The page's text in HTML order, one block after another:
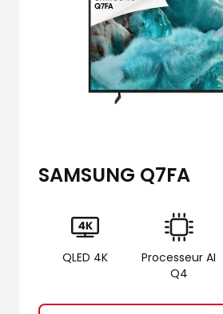
SAMSUNG Q7FA
QLED 4K
Processeur AI
Q4